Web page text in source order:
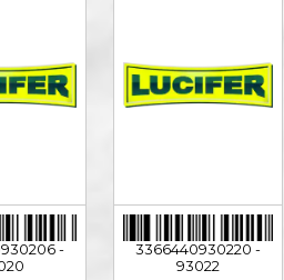
-
3366440930220 -
93022